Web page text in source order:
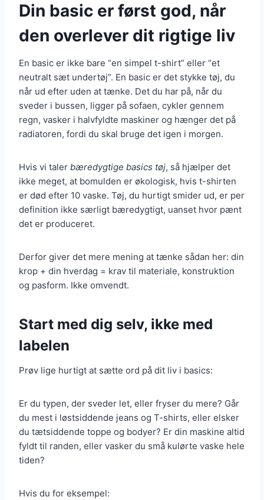
Din basic er først god, når
den overlever dit rigtige liv
En basic er ikke bare “en simpel t-shirt” eller “et
neutralt sæt undertøj”. En basic er det stykke tøj, du
når ud efter uden at tænke. Det du har på, når du
sveder i bussen, ligger på sofaen, cykler gennem
regn, vasker i halvfyldte maskiner og hænger det på
radiatoren, fordi du skal bruge det igen i morgen.
Hvis vi taler bæredygtige basics tøj, så hjælper det
ikke meget, at bomulden er økologisk, hvis t-shirten
er død efter 10 vaske. Tøj, du hurtigt smider ud, er per
definition ikke særligt bæredygtigt, uanset hvor pænt
det er produceret.
Derfor giver det mere mening at tænke sådan her: din
krop + din hverdag = krav til materiale, konstruktion
og pasform. Ikke omvendt.
Start med dig selv, ikke med
labelen
Prøv lige hurtigt at sætte ord på dit liv i basics:
Er du typen, der sveder let, eller fryser du mere? Går
du mest i løstsiddende jeans og T-shirts, eller elsker
du tætsiddende toppe og bodyer? Er din maskine altid
fyldt til randen, eller vasker du små kulørte vaske hele
tiden?
Hvis du for eksempel: